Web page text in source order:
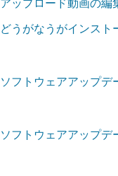
アップロード動画の編
どうがなうがインスト
ソフトウェアアップデ
ソフトウェアアップデ